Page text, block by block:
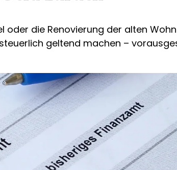
oder die Renovierung der alten
geltend machen –